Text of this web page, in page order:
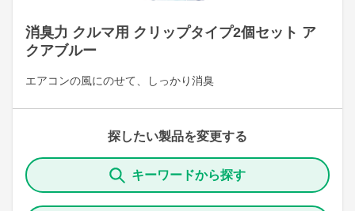
消臭力 クルマ用 クリップタイプ2個セット ア
クアブルー
エアコンの風にのせて、しっかり消臭
探したい製品を変更する
キーワードから探す